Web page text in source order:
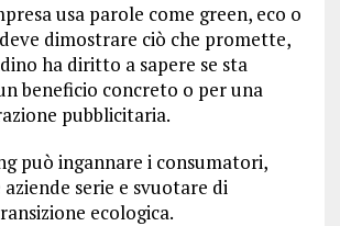
usa parole come green, eco o
dimostrare ciò che promette,
ha diritto a sapere se sta
beneficio concreto o per una
pubblicitaria.
può ingannare i consumatori,
serie e svuotare di
ecologica.